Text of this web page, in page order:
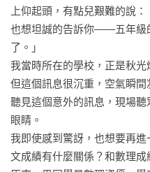
上仰起頭，有點兒艱難的說
也想坦誠的告訴你——五年級
了。」
我當時所在的學校，正是秋光
但這個訊息很沉重，空氣瞬間
聽見這個意外的訊息，現場
眼睛。
我即使感到驚訝，也想要再
文成績有什麼關係？和數理成